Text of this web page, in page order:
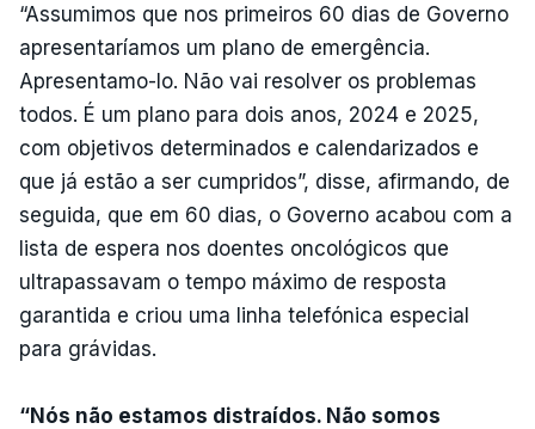
“Assumimos que nos primeiros 60 dias de Governo
apresentaríamos um plano de emergência.
Apresentamo-lo. Não vai resolver os problemas
todos. É um plano para dois anos, 2024 e 2025,
com objetivos determinados e calendarizados e
que já estão a ser cumpridos”, disse, afirmando, de
seguida, que em 60 dias, o Governo acabou com a
lista de espera nos doentes oncológicos que
ultrapassavam o tempo máximo de resposta
garantida e criou uma linha telefónica especial
para grávidas.
“Nós não estamos distraídos. Não somos